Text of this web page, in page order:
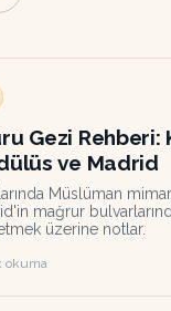
Gezi Rehberi:
ve Madrid
Müslüman
mağrur
üzerine notlar.
okuma